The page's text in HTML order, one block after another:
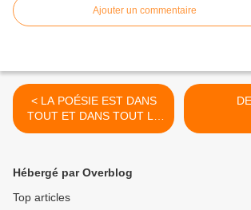
Ajouter un commentaire
< LA POÉSIE EST DANS
TOUT ET DANS TOUT LE
MONDE
Hébergé par Overblog
Top articles